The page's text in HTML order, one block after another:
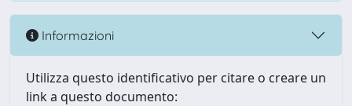
Informazioni
Utilizza questo identificativo per citare o creare un
link a questo documento: